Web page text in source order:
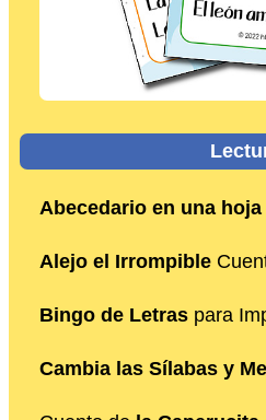
Abecedario en una
Alejo el Irrompible
Bingo de Letras para
Cambia las Sílabas y